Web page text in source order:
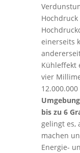
einerseits
Kühleffekt
vier
bis zu 6
gelingt es,
machen
Energie-